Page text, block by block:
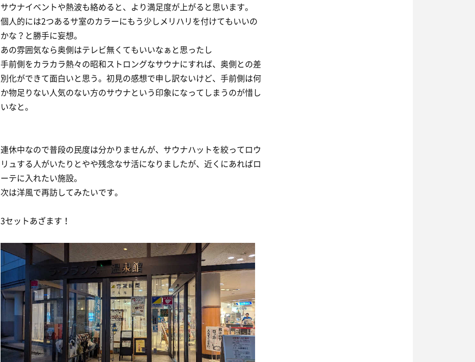
サウナイベントや熱波も絡めると、より満足度が上がると思います。
個人的には2つあるサ室のカラーにもう少しメリハリを付けてもいいの
かな？と勝手に妄想。
あの雰囲気なら奥側はテレビ無くてもいいなぁと思ったし
手前側をカラカラ熱々の昭和ストロングなサウナにすれば、奥側との差
別化ができて面白いと思う。初見の感想で申し訳ないけど、手前側は何
か物足りない人気のない方のサウナという印象になってしまうのが惜し
いなと。
連休中なので普段の民度は分かりませんが、サウナハットを絞ってロウ
リュする人がいたりとやや残念なサ活になりましたが、近くにあればロ
ーテに入れたい施設。
次は洋風で再訪してみたいです。
3セットあざます！